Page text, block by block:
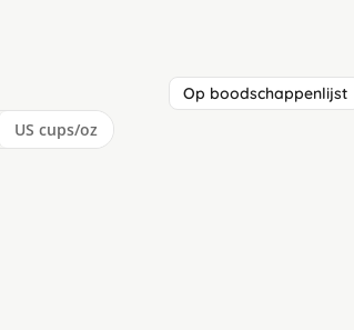
Op boodschappenlijst
US cups/oz